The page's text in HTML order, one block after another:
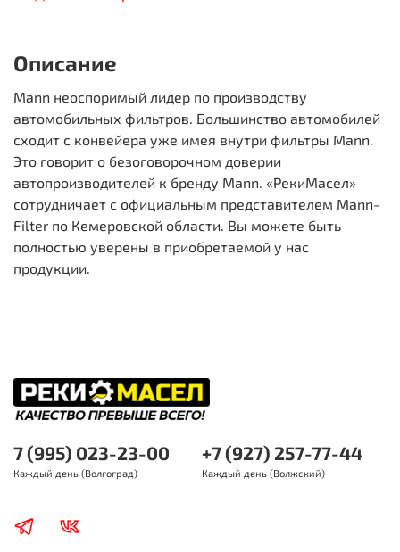
Описание
Mann неоспоримый лидер по производству
автомобильных фильтров. Большинство автомобилей
сходит с конвейера уже имея внутри фильтры Mann.
Это говорит о безоговорочном доверии
автопроизводителей к бренду Mann. «РекиМасел»
сотрудничает с официальным представителем Mann-
Filter по Кемеровской области. Вы можете быть
полностью уверены в приобретаемой у нас
продукции.
7 (995) 023-23-00
Каждый день (Волгоград)
+7 (927) 257-77-44
Каждый день (Волжский)